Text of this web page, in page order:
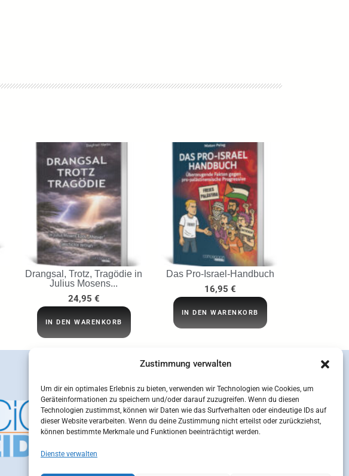
Zustimmung verwalten
Um dir ein optimales Erlebnis zu bieten, verwenden wir Technologien wie Cookies, um
Geräteinformationen zu speichern und/oder darauf zuzugreifen. Wenn du diesen
Technologien zustimmst, können wir Daten wie das Surfverhalten oder eindeutige IDs auf
dieser Website verarbeiten. Wenn du deine Zustimmung nicht erteilst oder zurückziehst,
können bestimmte Merkmale und Funktionen beeinträchtigt werden.
Dienste verwalten
Drangsal, Trotz, Tragödie in
Julius Mosens...
24,95 €
IN DEN WARENKORB
Das Pro-Israel-Handbuch
16,95 €
IN DEN WARENKORB